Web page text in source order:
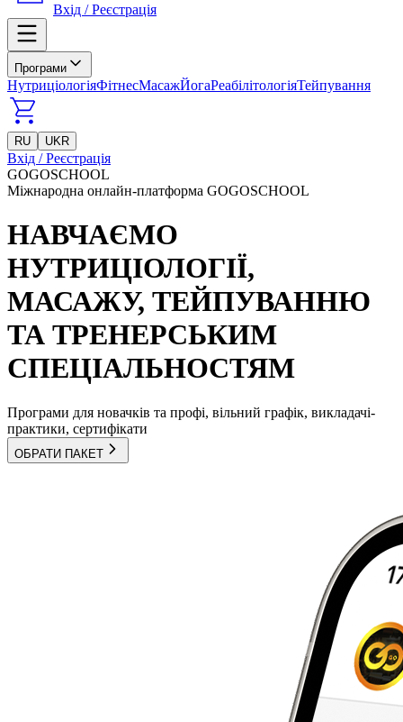
Вхід / Реєстрація
Програми
НутриціологіяФітнесМасажЙогаРеабілітологіяТейпування
RU UKR
Вхід / Реєстрація
GOGOSCHOOL
Міжнародна онлайн-платформа GOGOSCHOOL
НАВЧАЄМО
НУТРИЦІОЛОГІЇ,
МАСАЖУ, ТЕЙПУВАННЮ
ТА ТРЕНЕРСЬКИМ
СПЕЦІАЛЬНОСТЯМ
Програми для новачків та профі, вільний графік, викладачі-
практики, сертифікати
ОБРАТИ ПАКЕТ